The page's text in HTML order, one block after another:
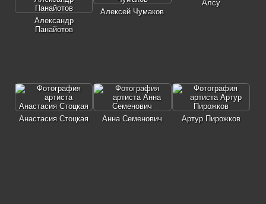
Александр
Панайотов
Алексей Чумаков
Алсу
Анастасия Стоцкая Анна Семенович Артур Пирожков